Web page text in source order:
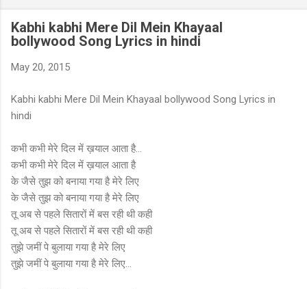
Kabhi kabhi Mere Dil Mein Khayaal
bollywood Song Lyrics in hindi
May 20, 2015
Kabhi kabhi Mere Dil Mein Khayaal bollywood Song Lyrics in
hindi
कभी कभी मेरे दिल में ख़याल आता है...
कभी कभी मेरे दिल में ख़याल आता है
के जैसे तुझ को बनाया गया है मेरे लिए
के जैसे तुझ को बनाया गया है मेरे लिए
तू अब से पहले सितारों में बस रही थी कही
तू अब से पहले सितारों में बस रही थी कही
तुझे जमीं पे बुलाया गया है मेरे लिए
तुझे जमीं पे बुलाया गया है मेरे लिए...